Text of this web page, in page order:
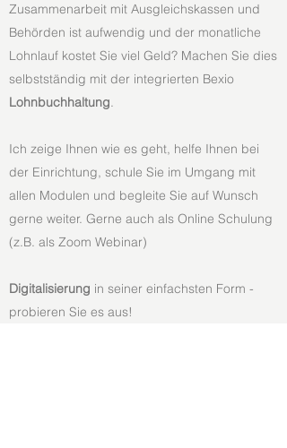
Zusammenarbeit mit Ausgleichskassen und
Behörden ist aufwendig und der monatliche
Lohnlauf kostet Sie viel Geld? Machen Sie dies
selbstständig mit der integrierten Bexio
Lohnbuchhaltung.
Ich zeige Ihnen wie es geht, helfe Ihnen bei
der Einrichtung, schule Sie im Umgang mit
allen Modulen und begleite Sie auf Wunsch
gerne weiter. Gerne auch als Online Schulung
(z.B. als Zoom Webinar)
Digitalisierung in seiner einfachsten Form -
probieren Sie es aus!